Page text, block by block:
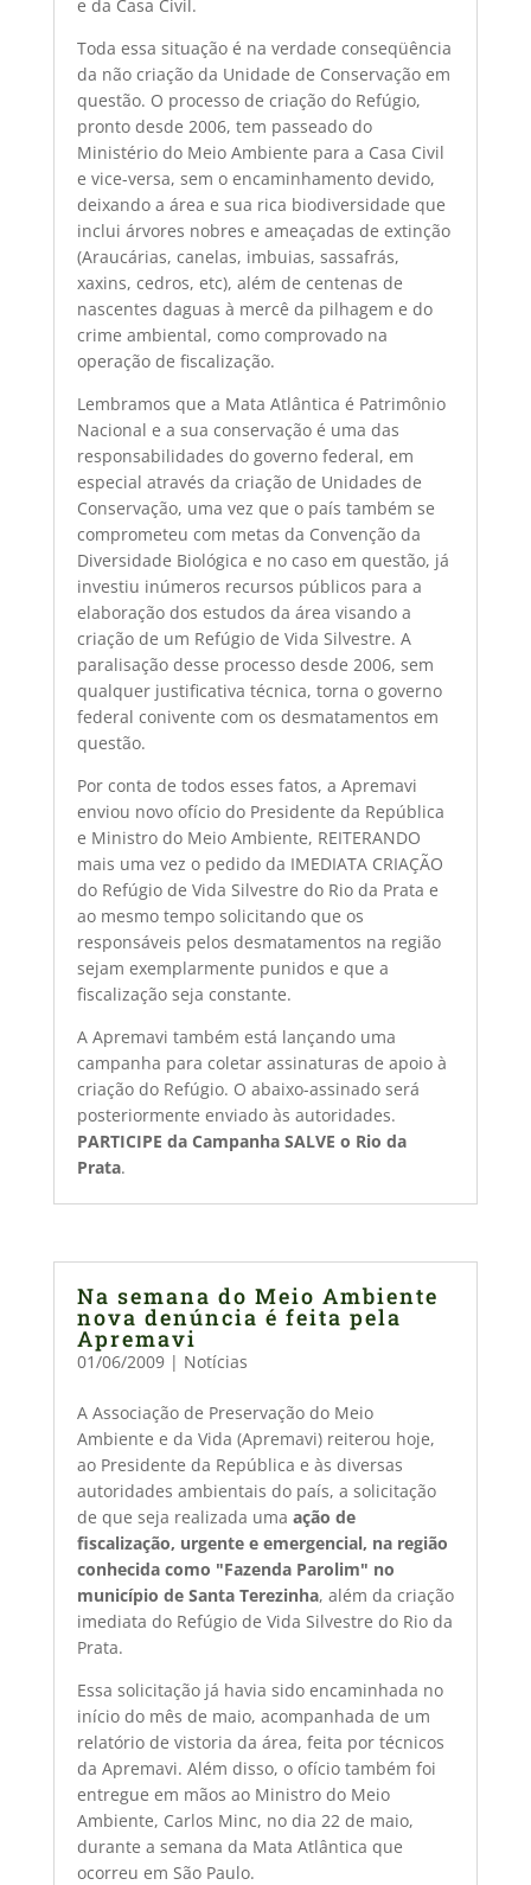
e da Casa Civil.
Toda essa situação é na verdade conseqüência
da não criação da Unidade de Conservação em
questão. O processo de criação do Refúgio,
pronto desde 2006, tem passeado do
Ministério do Meio Ambiente para a Casa Civil
e vice-versa, sem o encaminhamento devido,
deixando a área e sua rica biodiversidade que
inclui árvores nobres e ameaçadas de extinção
(Araucárias, canelas, imbuias, sassafrás,
xaxins, cedros, etc), além de centenas de
nascentes daguas à mercê da pilhagem e do
crime ambiental, como comprovado na
operação de fiscalização.
Lembramos que a Mata Atlântica é Patrimônio
Nacional e a sua conservação é uma das
responsabilidades do governo federal, em
especial através da criação de Unidades de
Conservação, uma vez que o país também se
comprometeu com metas da Convenção da
Diversidade Biológica e no caso em questão, já
investiu inúmeros recursos públicos para a
elaboração dos estudos da área visando a
criação de um Refúgio de Vida Silvestre. A
paralisação desse processo desde 2006, sem
qualquer justificativa técnica, torna o governo
federal conivente com os desmatamentos em
questão.
Por conta de todos esses fatos, a Apremavi
enviou novo ofício do Presidente da República
e Ministro do Meio Ambiente, REITERANDO
mais uma vez o pedido da IMEDIATA CRIAÇÃO
do Refúgio de Vida Silvestre do Rio da Prata e
ao mesmo tempo solicitando que os
responsáveis pelos desmatamentos na região
sejam exemplarmente punidos e que a
fiscalização seja constante.
A Apremavi também está lançando uma
campanha para coletar assinaturas de apoio à
criação do Refúgio. O abaixo-assinado será
posteriormente enviado às autoridades.
PARTICIPE da Campanha SALVE o Rio da
Prata.
Na semana do Meio Ambiente
nova denúncia é feita pela
Apremavi
01/06/2009| Notícias
A Associação de Preservação do Meio
Ambiente e da Vida (Apremavi) reiterou hoje,
ao Presidente da República e às diversas
autoridades ambientais do país, a solicitação
de que seja realizada uma ação de
fiscalização, urgente e emergencial, na região
conhecida como "Fazenda Parolim" no
município de Santa Terezinha, além da criação
imediata do Refúgio de Vida Silvestre do Rio da
Prata.
Essa solicitação já havia sido encaminhada no
início do mês de maio, acompanhada de um
relatório de vistoria da área, feita por técnicos
da Apremavi. Além disso, o ofício também foi
entregue em mãos ao Ministro do Meio
Ambiente, Carlos Minc, no dia 22 de maio,
durante a semana da Mata Atlântica que
ocorreu em São Paulo.